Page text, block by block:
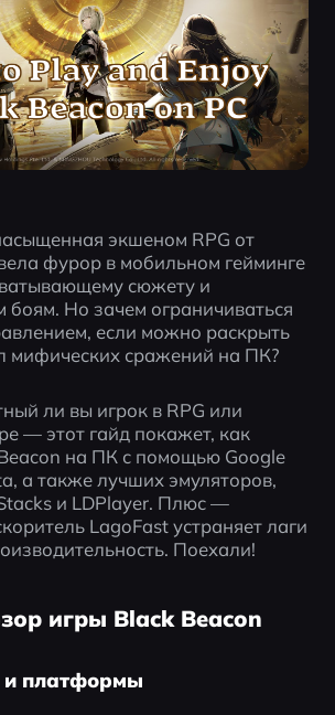
экшеном RPG от
фурор в мобильном гейминге
сюжету и
боям. Но зачем ограничиваться
если можно раскрыть
мифических сражений на ПК?
ли вы игрок в RPG или
— этот гайд покажет, как
на ПК с помощью Google
а также лучших эмуляторов,
и LDPlayer. Плюс —
LagoFast устраняет лаги
Поехали!
игры Black Beacon
и платформы